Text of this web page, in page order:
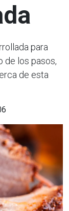
para
de los pasos,
de esta